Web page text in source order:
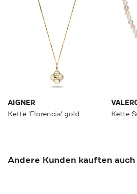
AIGNER
Kette 'Florencia' gold
Andere Kunden kauften auch